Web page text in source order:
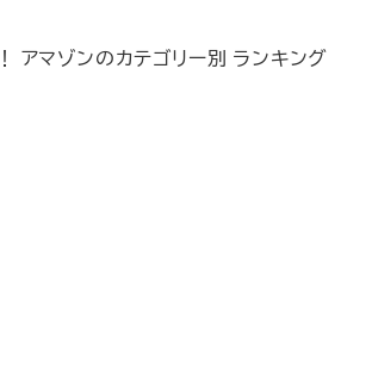
アマゾンのカテゴリー別 ランキング